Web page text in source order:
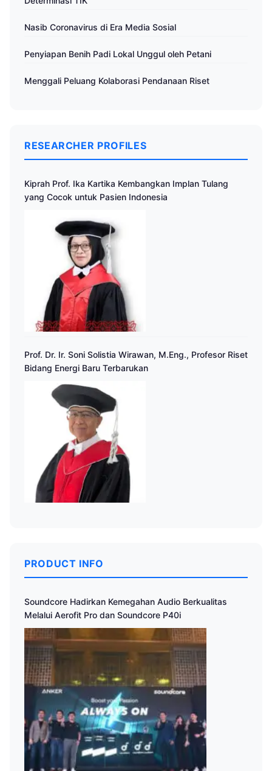
Nasib Coronavirus di Era Media Sosial
Penyiapan Benih Padi Lokal Unggul oleh Petani
Menggali Peluang Kolaborasi Pendanaan Riset
RESEARCHER PROFILES
Kiprah Prof. Ika Kartika Kembangkan Implan Tulang
yang Cocok untuk Pasien Indonesia
Prof. Dr. Ir. Soni Solistia Wirawan, M.Eng., Profesor Riset
Bidang Energi Baru Terbarukan
PRODUCT INFO
Soundcore Hadirkan Kemegahan Audio Berkualitas
Melalui Aerofit Pro dan Soundcore P40i